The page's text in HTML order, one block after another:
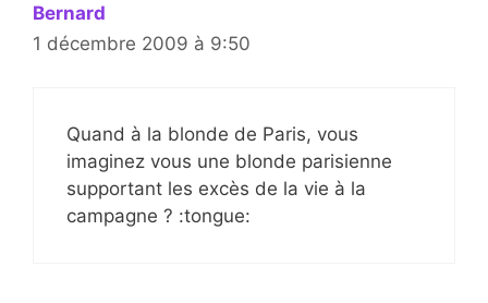
Bernard
1 décembre 2009 à 9:50
Quand à la blonde de Paris, vous
imaginez vous une blonde parisienne
supportant les excès de la vie à la
campagne ? :tongue: